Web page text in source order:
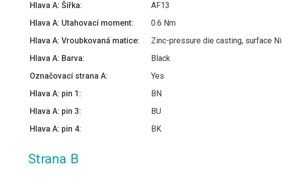
Hlava A: Šířka:
AF13
Hlava A: Utahovací moment:
0.6 Nm
Hlava A: Vroubkovaná matice:
Zinc-pressure die casting, surface Ni
Hlava A: Barva:
Black
Označovací strana A:
Yes
Hlava A: pin 1:
BN
Hlava A: pin 3:
BU
Hlava A: pin 4:
BK
Strana B